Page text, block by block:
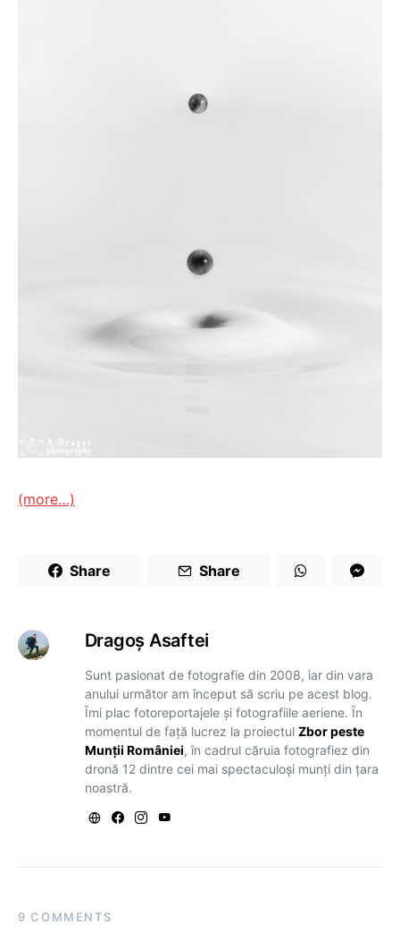
(more…)
Share Share
Dragoş Asaftei
Sunt pasionat de fotografie din 2008, iar din vara
anului următor am început să scriu pe acest blog.
Îmi plac fotoreportajele și fotografiile aeriene. În
momentul de față lucrez la proiectul Zbor peste
Munții României, în cadrul căruia fotografiez din
dronă 12 dintre cei mai spectaculoși munți din țara
noastră.
9 COMMENTS